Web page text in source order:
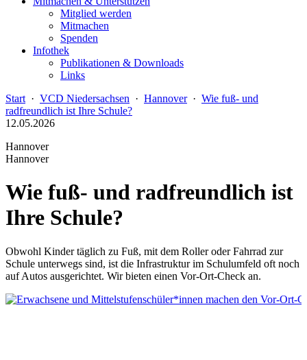
Mitglied werden
Mitmachen
Spenden
Infothek
Publikationen & Downloads
Links
Start · VCD Niedersachsen · Hannover· Wie fuß- und
radfreundlich ist Ihre Schule?
12.05.2026
Hannover
Hannover
Wie fuß- und radfreundlich ist
Ihre Schule?
Obwohl Kinder täglich zu Fuß, mit dem Roller oder Fahrrad zur
Schule unterwegs sind, ist die Infrastruktur im Schulumfeld oft noch
auf Autos ausgerichtet. Wir bieten einen Vor-Ort-Check an.